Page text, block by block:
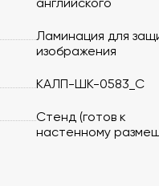
Ламинация для
изображения
КАЛП-ШК-0583_С
Стенд (готов к
настенному